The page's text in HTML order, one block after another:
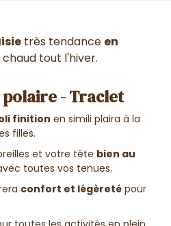
très tendance en
tout l'hiver.
- Traclet
finition en simili plaira à la
filles.
et votre tête bien au
toutes vos tenues.
confort et légèreté pour